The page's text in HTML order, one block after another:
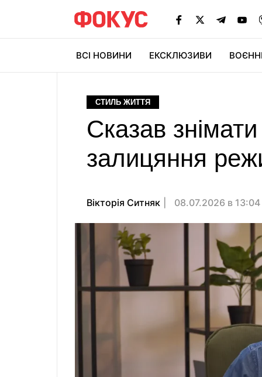
ВСІ НОВИНИ ЕКСКЛЮЗИВИ
СТИЛЬ ЖИТТЯ
Сказав
залицяння
Вікторія Ситняк 08.07.2026 в 13:04